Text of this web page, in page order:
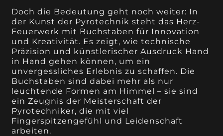
Doch die Bedeutung geht noch weiter: In
der Kunst der Pyrotechnik steht das Herz-
Feuerwerk mit Buchstaben für Innovation
und Kreativität. Es zeigt, wie technische
Präzision und künstlerischer Ausdruck Hand
in Hand gehen können, um ein
unvergessliches Erlebnis zu schaffen. Die
Buchstaben sind dabei mehr als nur
leuchtende Formen am Himmel – sie sind
ein Zeugnis der Meisterschaft der
Pyrotechniker, die mit viel
Fingerspitzengefühl und Leidenschaft
arbeiten.